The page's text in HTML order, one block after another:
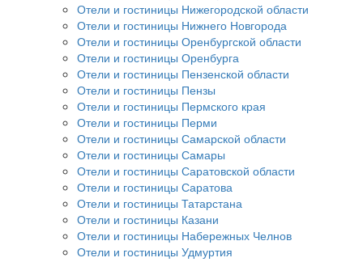
Отели и гостиницы Нижегородской области
Отели и гостиницы Нижнего Новгорода
Отели и гостиницы Оренбургской области
Отели и гостиницы Оренбурга
Отели и гостиницы Пензенской области
Отели и гостиницы Пензы
Отели и гостиницы Пермского края
Отели и гостиницы Перми
Отели и гостиницы Самарской области
Отели и гостиницы Самары
Отели и гостиницы Саратовской области
Отели и гостиницы Саратова
Отели и гостиницы Татарстана
Отели и гостиницы Казани
Отели и гостиницы Набережных Челнов
Отели и гостиницы Удмуртия